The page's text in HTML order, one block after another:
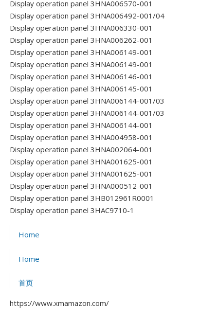
Display operation panel 3HNA006570-001
Display operation panel 3HNA006492-001/04
Display operation panel 3HNA006330-001
Display operation panel 3HNA006262-001
Display operation panel 3HNA006149-001
Display operation panel 3HNA006149-001
Display operation panel 3HNA006146-001
Display operation panel 3HNA006145-001
Display operation panel 3HNA006144-001/03
Display operation panel 3HNA006144-001/03
Display operation panel 3HNA006144-001
Display operation panel 3HNA004958-001
Display operation panel 3HNA002064-001
Display operation panel 3HNA001625-001
Display operation panel 3HNA001625-001
Display operation panel 3HNA000512-001
Display operation panel 3HB012961R0001
Display operation panel 3HAC9710-1
Home
Home
首页
https://www.xmamazon.com/